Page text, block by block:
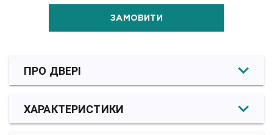
ЗАМОВИТИ
ПРО ДВЕРІ
ХАРАКТЕРИСТИКИ